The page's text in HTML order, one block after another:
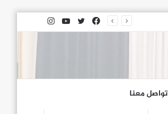
انستقراميوتيوبتويتر
فيسبوك
تواصل معنا